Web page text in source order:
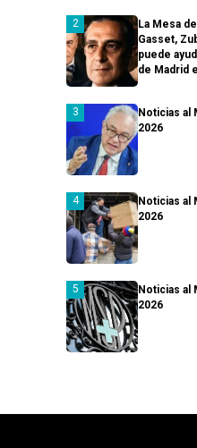
La Mesa
Gasset,
puede
de Madrid
Noticias al
2026
Noticias al
2026
Noticias al
2026